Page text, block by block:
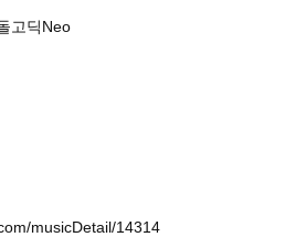
고딕Neo
musicDetail/14314